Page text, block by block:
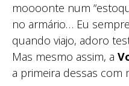
moooonte num
no armário… Eu
quando viajo, adoro
Mas mesmo assim, a
a primeira dessas